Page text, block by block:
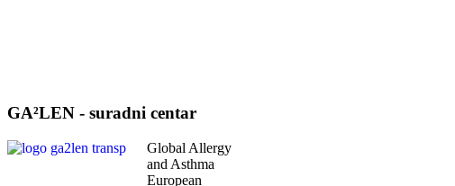
GA²LEN - suradni centar
Global Allergy
and Asthma
European